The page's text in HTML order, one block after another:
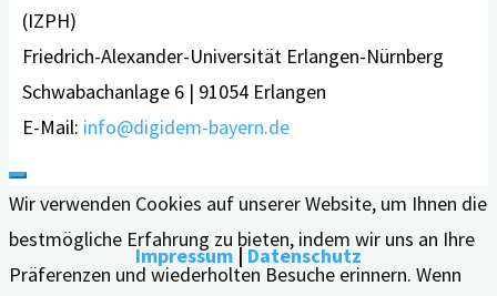
(IZPH)
Friedrich-Alexander-Universität Erlangen-Nürnberg
Schwabachanlage 6 | 91054 Erlangen
E-Mail: info@digidem-bayern.de
Impressum | Datenschutz
Wir verwenden Cookies auf unserer Website, um Ihnen die
bestmögliche Erfahrung zu bieten, indem wir uns an Ihre
Präferenzen und wiederholten Besuche erinnern. Wenn